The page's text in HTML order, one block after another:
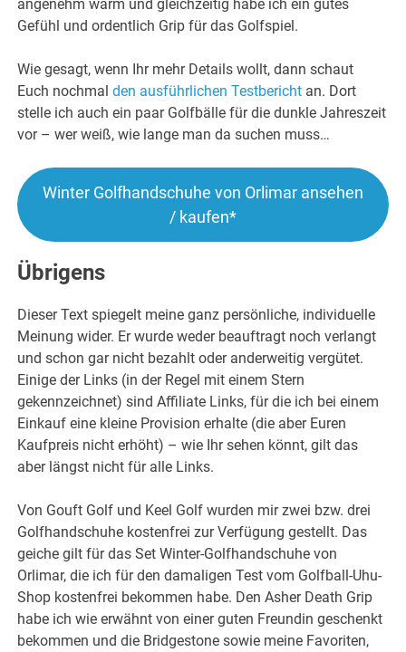
angenehm warm und gleichzeitig habe ich ein gutes
Gefühl und ordentlich Grip für das Golfspiel.
Wie gesagt, wenn Ihr mehr Details wollt, dann schaut
Euch nochmalden ausführlichen Testbericht an. Dort
stelle ich auch ein paar Golfbälle für die dunkle Jahreszeit
vor – wer weiß, wie lange man da suchen muss…
Winter Golfhandschuhe von Orlimar ansehen
/ kaufen*
Übrigens
Dieser Text spiegelt meine ganz persönliche, individuelle
Meinung wider. Er wurde weder beauftragt noch verlangt
und schon gar nicht bezahlt oder anderweitig vergütet.
Einige der Links (in der Regel mit einem Stern
gekennzeichnet) sind Affiliate Links, für die ich bei einem
Einkauf eine kleine Provision erhalte (die aber Euren
Kaufpreis nicht erhöht) – wie Ihr sehen könnt, gilt das
aber längst nicht für alle Links.
Von Gouft Golf und Keel Golf wurden mir zwei bzw. drei
Golfhandschuhe kostenfrei zur Verfügung gestellt. Das
geiche gilt für das Set Winter-Golfhandschuhe von
Orlimar, die ich für den damaligen Test vom Golfball-Uhu-
Shop kostenfrei bekommen habe. Den Asher Death Grip
habe ich wie erwähnt von einer guten Freundin geschenkt
bekommen und die Bridgestone sowie meine Favoriten,